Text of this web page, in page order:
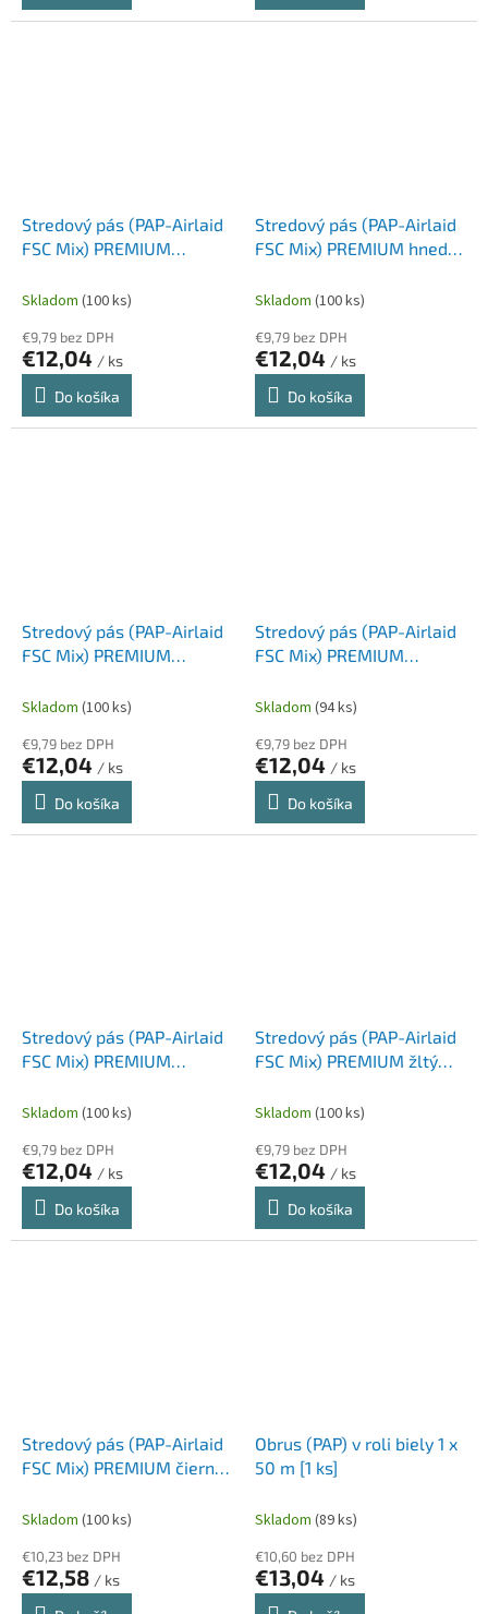
Stredový pás (PAP-Airlaid
FSC Mix) PREMIUM
Skladom (100 ks)
€9,79 bez DPH
€12,04 / ks
Do košíka
Stredový pás (PAP-Airlaid
FSC Mix) PREMIUM hnedý
Skladom (100 ks)
€9,79 bez DPH
€12,04 / ks
Do košíka
Stredový pás (PAP-Airlaid
FSC Mix) PREMIUM
[1 ks]
Skladom (100 ks)
€9,79 bez DPH
€12,04 / ks
Do košíka
Stredový pás (PAP-Airlaid
FSC Mix) PREMIUM
[1 ks]
Skladom (94 ks)
€9,79 bez DPH
€12,04 / ks
Do košíka
Stredový pás (PAP-Airlaid
FSC Mix) PREMIUM
ks]
Skladom (100 ks)
€9,79 bez DPH
€12,04 / ks
Do košíka
Stredový pás (PAP-Airlaid
FSC Mix) PREMIUM žltý
Skladom (100 ks)
€9,79 bez DPH
€12,04 / ks
Do košíka
Stredový pás (PAP-Airlaid
FSC Mix) PREMIUM čierny
Skladom (100 ks)
€10,23 bez DPH
€12,58 / ks
Obrus (PAP) v roli biely 1 x
50 m [1 ks]
Skladom (89 ks)
€10,60 bez DPH
€13,04 / ks